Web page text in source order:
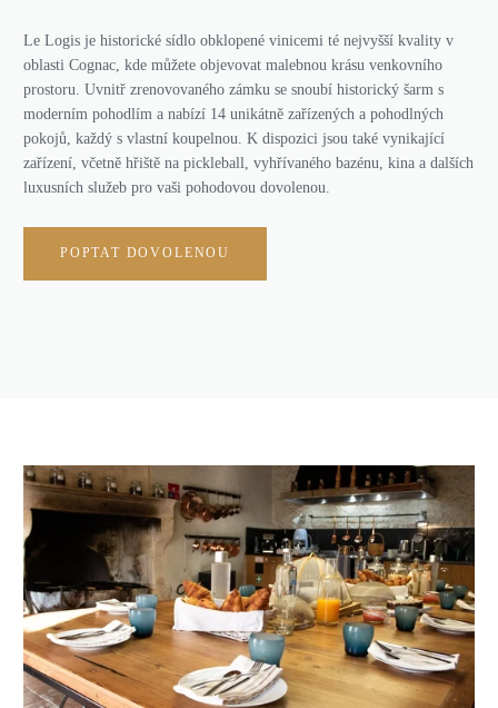
Le Logis je historické sídlo obklopené vinicemi té nejvyšší kvality v
oblasti Cognac, kde můžete objevovat malebnou krásu venkovního
prostoru. Uvnitř zrenovovaného zámku se snoubí historický šarm s
moderním pohodlím a nabízí 14 unikátně zařízených a pohodlných
pokojů, každý s vlastní koupelnou. K dispozici jsou také vynikající
zařízení, včetně hřiště na pickleball, vyhřívaného bazénu, kina a dalších
luxusních služeb pro vaši pohodovou dovolenou.
POPTAT DOVOLENOU